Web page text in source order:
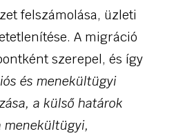
felszámolása, üzleti
A migráció
szerepel, és így
és menekültügyi
a külső határok
menekültügyi,